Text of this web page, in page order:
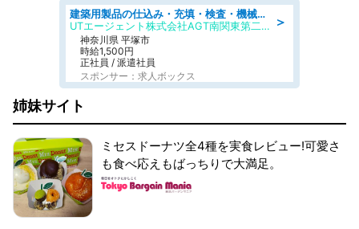
＞
建築用製品の仕込み・充填・検査・機械操作/寮完備/日払い/工場・製造
UTエージェント株式会社AGT南関東第二CU
神奈川県 平塚市
時給1,500円
正社員 / 派遣社員
スポンサー：求人ボックス
姉妹サイト
ミセスドーナツ全4種を実食レビュー!可愛さ
も食べ応えもばっちりで大満足。